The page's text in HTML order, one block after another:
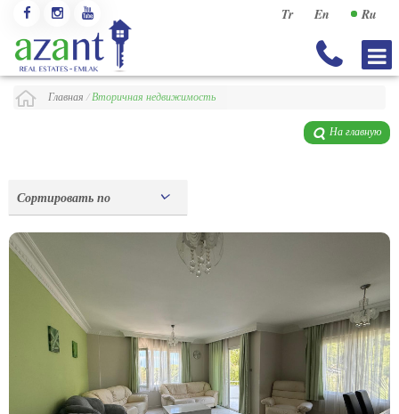
Tr En Ru
Главная / Вторичная недвижимость
На главную
Сортировать по